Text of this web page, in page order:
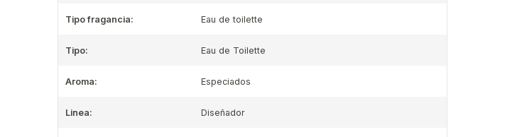
Tipo fragancia: Eau de toilette
Tipo: Eau de Toilette
Aroma: Especiados
Linea: Diseñador